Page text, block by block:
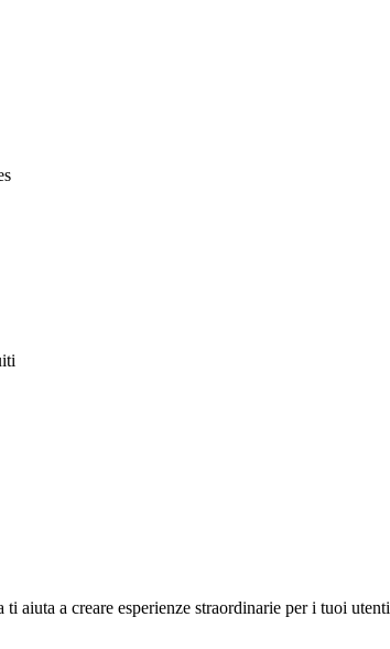
aiuta a creare esperienze straordinarie per i tuoi utenti